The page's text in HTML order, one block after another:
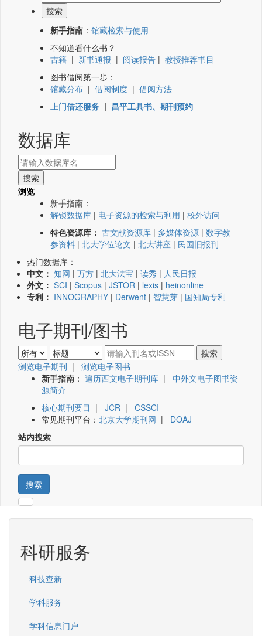
新手指南 ： 馆藏检索与使用
不知道看什么书？
古籍 | 新书通报 | 阅读报告 | 教授推荐书目
图书借阅第一步：
馆藏分布 | 借阅制度 | 借阅方法
上门借还服务 | 昌平工具书、期刊预约
数据库
浏览
新手指南：
解锁数据库 | 电子资源的检索与利用 | 校外访问
特色资源库： 古文献资源库 | 多媒体资源 | 数字教
参资料 | 北大学位论文 | 北大讲座 | 民国旧报刊
热门数据库：
中文： 知网 | 万方 | 北大法宝 | 读秀 | 人民日报
外文： SCI | Scopus | JSTOR | lexis | heinonline
专利： INNOGRAPHY | Derwent | 智慧芽 | 国知局专利
电子期刊/图书
浏览电子期刊 | 浏览电子图书
新手指南 ： 遍历西文电子期刊库 | 中外文电子图书资
源简介
核心期刊要目 | JCR | CSSCI
常见期刊平台： 北京大学期刊网 | DOAJ
站内搜索
搜索
科研服务
科技查新
学科服务
学科信息门户